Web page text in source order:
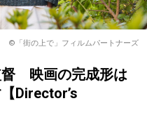
©「街の上で」フィルムパートナーズ
督 映画の完成形は
Director’s